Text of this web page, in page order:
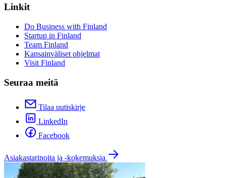
Linkit
Do Business with Finland
Startup in Finland
Team Finland
Kansainväliset ohjelmat
Visit Finland
Seuraa meitä
Tilaa uutiskirje
LinkedIn
Facebook
Asiakastarinoita ja -kokemuksia